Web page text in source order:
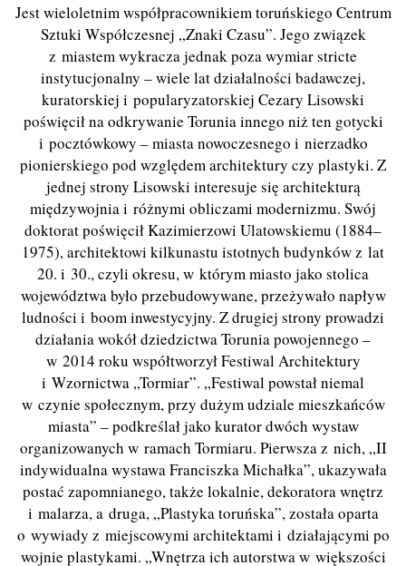
Jest wieloletnim współpracownikiem toruńskiego Centrum
Sztuki Współczesnej „Znaki Czasu”. Jego związek
z miastem wykracza jednak poza wymiar stricte
instytucjonalny – wiele lat działalności badawczej,
kuratorskiej i popularyzatorskiej Cezary Lisowski
poświęcił na odkrywanie Torunia innego niż ten gotycki
i pocztówkowy – miasta nowoczesnego i nierzadko
pionierskiego pod względem architektury czy plastyki. Z
jednej strony Lisowski interesuje się architekturą
międzywojnia i różnymi obliczami modernizmu. Swój
doktorat poświęcił Kazimierzowi Ulatowskiemu (1884–
1975), architektowi kilkunastu istotnych budynków z lat
20. i 30., czyli okresu, w którym miasto jako stolica
województwa było przebudowywane, przeżywało napływ
ludności i boom inwestycyjny. Z drugiej strony prowadzi
działania wokół dziedzictwa Torunia powojennego –
w 2014 roku współtworzył Festiwal Architektury
i Wzornictwa „Tormiar”. „Festiwal powstał niemal
w czynie społecznym, przy dużym udziale mieszkańców
miasta” – podkreślał jako kurator dwóch wystaw
organizowanych w ramach Tormiaru. Pierwsza z nich, „II
indywidualna wystawa Franciszka Michałka”, ukazywała
postać zapomnianego, także lokalnie, dekoratora wnętrz
i malarza, a druga, „Plastyka toruńska”, została oparta
o wywiady z miejscowymi architektami i działającymi po
wojnie plastykami. „Wnętrza ich autorstwa w większości